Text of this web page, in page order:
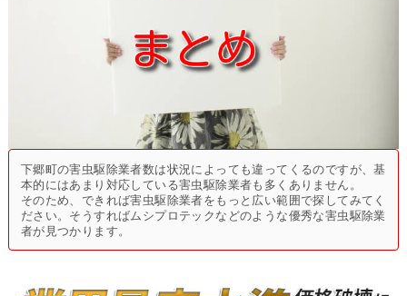
下郷町の害虫駆除業者数は状況によっても違ってくるのですが、基
本的にはあまり対応している害虫駆除業者も多くありません。
そのため、できれば害虫駆除業者をもっと広い範囲で探してみてく
ださい。そうすればムシプロテックなどのような優秀な害虫駆除業
者が見つかります。